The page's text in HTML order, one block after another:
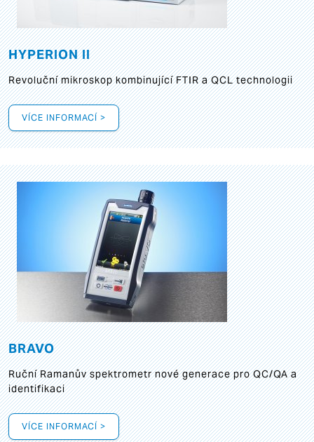
HYPERION II
Revoluční mikroskop kombinující FTIR a QCL technologii
VÍCE INFORMACÍ >
BRAVO
Ruční Ramanův spektrometr nové generace pro QC/QA a
identifikaci
VÍCE INFORMACÍ >